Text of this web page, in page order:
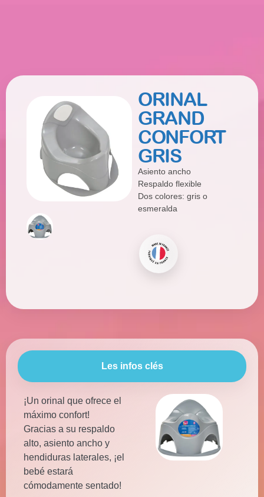
ORINAL
GRAND
CONFORT
GRIS
Asiento ancho
Respaldo flexible
Dos colores: gris o
esmeralda
Les infos clés
¡Un orinal que ofrece el
máximo confort!
Gracias a su respaldo
alto, asiento ancho y
hendiduras laterales, ¡el
bebé estará
cómodamente sentado!